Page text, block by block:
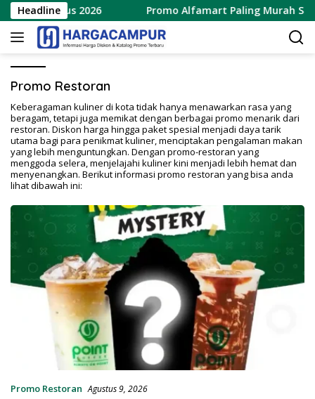
Langsung
ke
konten
Headline
Agustus 2026 Promo Alfamart Paling Murah
Promo Restoran
Keberagaman kuliner di kota tidak hanya menawarkan rasa yang
beragam, tetapi juga memikat dengan berbagai promo menarik dari
restoran. Diskon harga hingga paket spesial menjadi daya tarik
utama bagi para penikmat kuliner, menciptakan pengalaman makan
yang lebih menguntungkan. Dengan promo-restoran yang
menggoda selera, menjelajahi kuliner kini menjadi lebih hemat dan
menyenangkan. Berikut informasi promo restoran yang bisa anda
lihat dibawah ini:
Promo Restoran Agustus 9, 2026